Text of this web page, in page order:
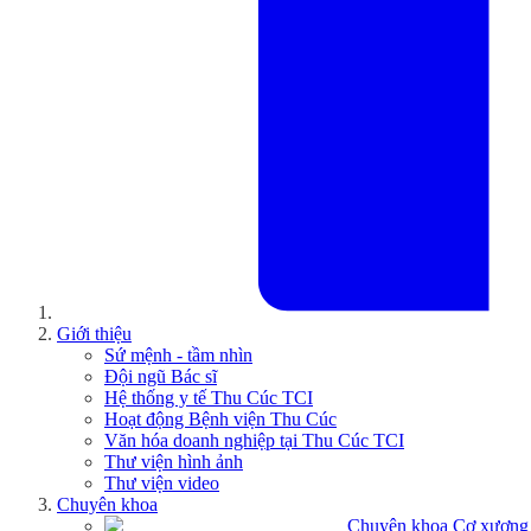
Giới thiệu
Sứ mệnh - tầm nhìn
Đội ngũ Bác sĩ
Hệ thống y tế Thu Cúc TCI
Hoạt động Bệnh viện Thu Cúc
Văn hóa doanh nghiệp tại Thu Cúc TCI
Thư viện hình ảnh
Thư viện video
Chuyên khoa
Chuyên khoa Cơ